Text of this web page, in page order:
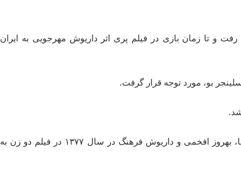
و تا زمان بازی در فیلم پری اثر داریوش مهرجویی به ایران
بو، مورد توجه قرار گرفت.
پس از بازی در چند فیلم از کارگردانانی چون ابراهیم حاتمی‌کیا، بهروز افخمی و داریوش فرهنگ در سال ۱۳۷۷ در فیلم دو زن به